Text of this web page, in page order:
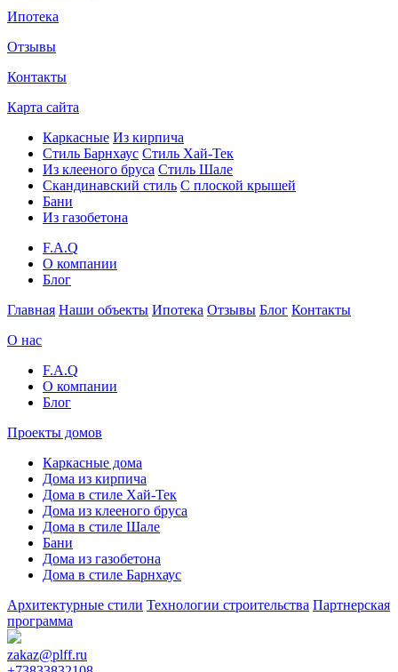
Ипотека
Отзывы
Контакты
Карта сайта
Каркасные Из кирпича
Cтиль Барнхаус Стиль Хай-Тек
Из клееного бруса Стиль Шале
Скандинавский стиль С плоской крышей
Бани
Из газобетона
F.A.Q
О компании
Блог
Главная Наши объекты Ипотека Отзывы Блог Контакты
О нас
F.A.Q
О компании
Блог
Проекты домов
Каркасные дома
Дома из кирпича
Дома в стиле Хай-Тек
Дома из клееного бруса
Дома в стиле Шале
Бани
Дома из газобетона
Дома в стиле Барнхаус
Архитектурные стили Технологии строительства Партнерская
программа
zakaz@plff.ru